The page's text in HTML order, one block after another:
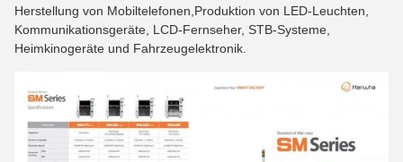
Herstellung von Mobiltelefonen,Produktion von LED-Leuchten,
Kommunikationsgeräte, LCD-Fernseher, STB-Systeme,
Heimkinogeräte und Fahrzeugelektronik.